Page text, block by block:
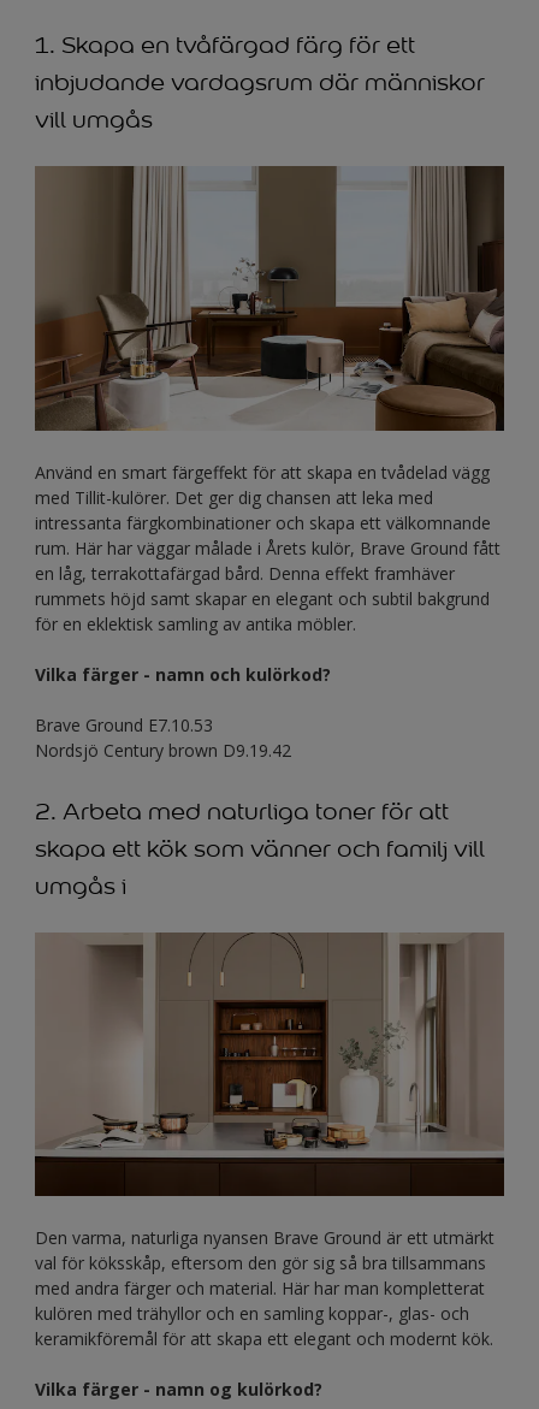
1. Skapa en tvåfärgad färg för ett
inbjudande vardagsrum där människor
vill umgås
Använd en smart färgeffekt för att skapa en tvådelad vägg
med Tillit-kulörer. Det ger dig chansen att leka med
intressanta färgkombinationer och skapa ett välkomnande
rum. Här har väggar målade i Årets kulör, Brave Ground fått
en låg, terrakottafärgad bård. Denna effekt framhäver
rummets höjd samt skapar en elegant och subtil bakgrund
för en eklektisk samling av antika möbler.
Vilka färger - namn och kulörkod?
Brave Ground E7.10.53
Nordsjö Century brown D9.19.42
2. Arbeta med naturliga toner för att
skapa ett kök som vänner och familj vill
umgås i​
Den varma, naturliga nyansen Brave Ground är ett utmärkt
val för köksskåp, eftersom den gör sig så bra tillsammans
med andra färger och material. Här har man kompletterat
kulören med trähyllor och en samling koppar-, glas- och
keramikföremål för att skapa ett elegant och modernt kök.
Vilka färger - namn og kulörkod?